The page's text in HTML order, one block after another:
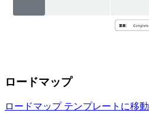
ロードマップ
ロードマップ テンプレートに移動